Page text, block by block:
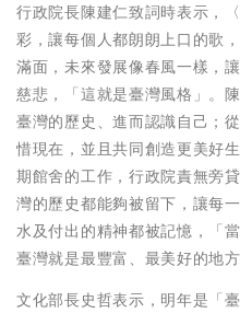
行政院長陳建仁致詞時表示，
彩，讓每個人都朗朗上口的歌
滿面，未來發展像春風一樣，
慈悲，「這就是臺灣風格」。
臺灣的歷史、進而認識自己；
惜現在，並且共同創造更美好
期館舍的工作，行政院責無旁
灣的歷史都能夠被留下，讓每
水及付出的精神都被記憶，「
臺灣就是最豐富、最美好的地方
文化部長史哲表示，明年是「